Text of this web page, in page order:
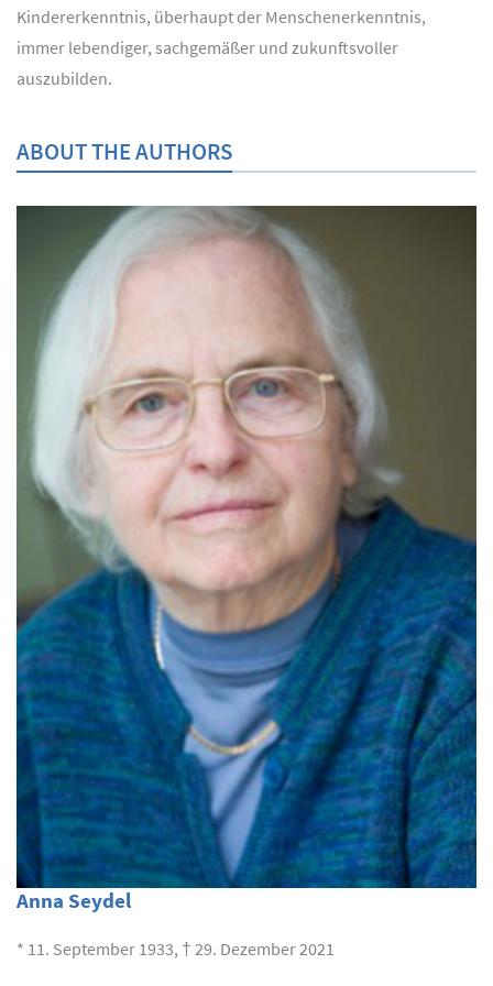
Kindererkenntnis, überhaupt der Menschenerkenntnis,
immer lebendiger, sachgemäßer und zukunftsvoller
auszubilden.
ABOUT THE AUTHORS
Anna Seydel
* 11. September 1933, † 29. Dezember 2021